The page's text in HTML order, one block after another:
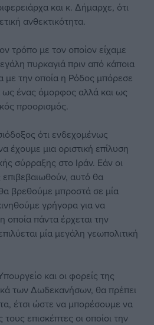
και κ. Δήμαρχε, ότι
ανθεκτικότητα.
τρόπο με τον οποίον είχαμε
πυρκαγιά πριν από κάποια
με την οποία η Ρόδος μπόρεσε
ως ένας όμορφος αλλά και ως
προορισμός.
ότι ενδεχομένως
έχουμε μια οριστική επίλυση
σύρραξης στο Ιράν. Εάν οι
επιβεβαιωθούν, αυτό θα
βρεθούμε μπροστά σε μία
γρήγορα για να
πάντα έρχεται την
μία μεγάλη γεωπολιτική
και οι φορείς της
των Δωδεκανήσων, θα πρέπει
έτσι ώστε να μπορέσουμε να
επισκέπτες οι οποίοι την